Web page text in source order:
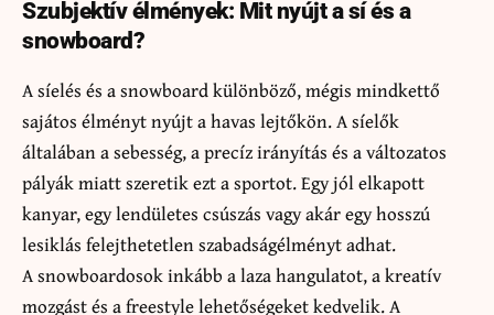
Szubjektív élmények: Mit nyújt a sí és a
snowboard?
A síelés és a snowboard különböző, mégis mindkettő
sajátos élményt nyújt a havas lejtőkön. A síelők
általában a sebesség, a precíz irányítás és a változatos
pályák miatt szeretik ezt a sportot. Egy jól elkapott
kanyar, egy lendületes csúszás vagy akár egy hosszú
lesiklás felejthetetlen szabadságélményt adhat.
A snowboardosok inkább a laza hangulatot, a kreatív
mozgást és a freestyle lehetőségeket kedvelik. A